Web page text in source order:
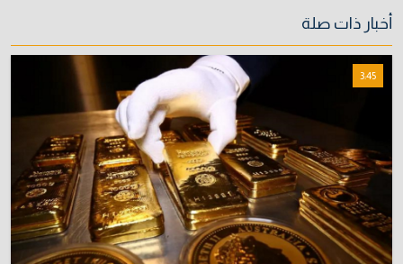
4/08/2026
8
خطر "إيبولا" يتضاعف.. ارتفاع عدد الإصابات
خبراء: 70 بالمئة من نفط الخليج لا يملك بديلاً عن
هرمز
2/08/2026
10 متحدث رسمي يكشف خيارات الحكومة لتجاوز أزمة
الرواتب
1/08/2026
أخبار ذات صلة
3:45